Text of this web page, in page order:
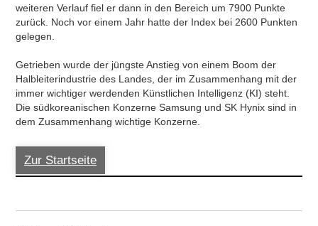
weiteren Verlauf fiel er dann in den Bereich um 7900 Punkte
zurück. Noch vor einem Jahr hatte der Index bei 2600 Punkten
gelegen.
Getrieben wurde der jüngste Anstieg von einem Boom der
Halbleiterindustrie des Landes, der im Zusammenhang mit der
immer wichtiger werdenden Künstlichen Intelligenz (KI) steht.
Die südkoreanischen Konzerne Samsung und SK Hynix sind in
dem Zusammenhang wichtige Konzerne.
Zur Startseite